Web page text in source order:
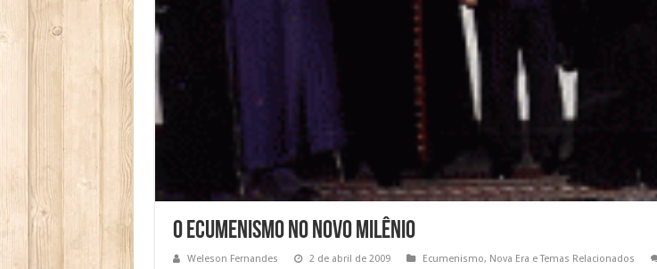
O Ecumenismo no Novo Milênio
Weleson Fernandes 2 de abril de 2009 Ecumenismo, Nova Era e Temas Relacionados